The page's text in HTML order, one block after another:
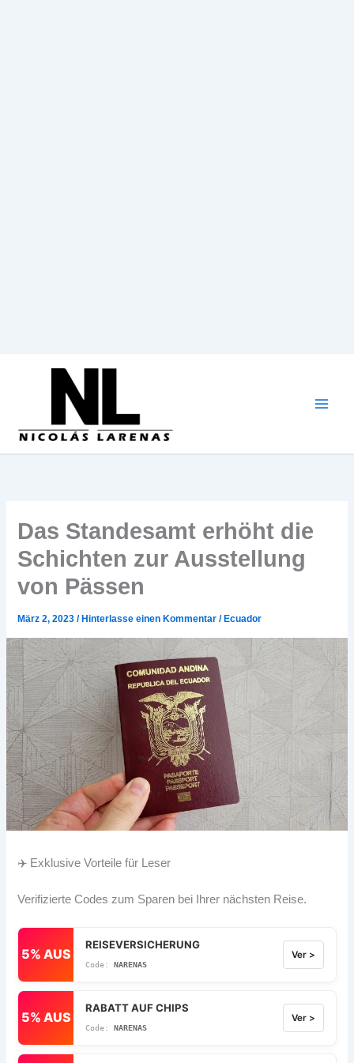
Das Standesamt erhöht die
Schichten zur Ausstellung
von Pässen
März 2, 2023/ Hinterlasse einen Kommentar / Ecuador
✈️ Exklusive Vorteile für Leser
Verifizierte Codes zum Sparen bei Ihrer nächsten Reise.
5% AUS
REISEVERSICHERUNG
NARENAS
Ver >
5% AUS
RABATT AUF CHIPS
NARENAS
Ver >